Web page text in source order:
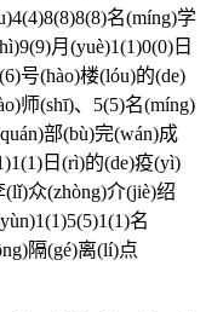
名(míng)学
月(yuè)1(1)0(0)日
号(hào)楼(lóu)的(de)
师(shī)、5(5)名(míng)
部(bù)完(wán)成
日(rì)的(de)疫(yì)
众(zhòng)介(jiè)绍
名
隔(gé)离(lí)点